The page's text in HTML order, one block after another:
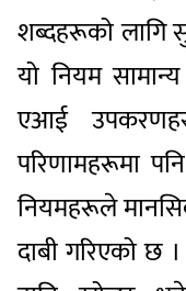
शब्दहरूको लागि
यो नियम
एआई उपकरणहरू
परिणामहरूमा
नियमहरूले
दाबी गरिएको